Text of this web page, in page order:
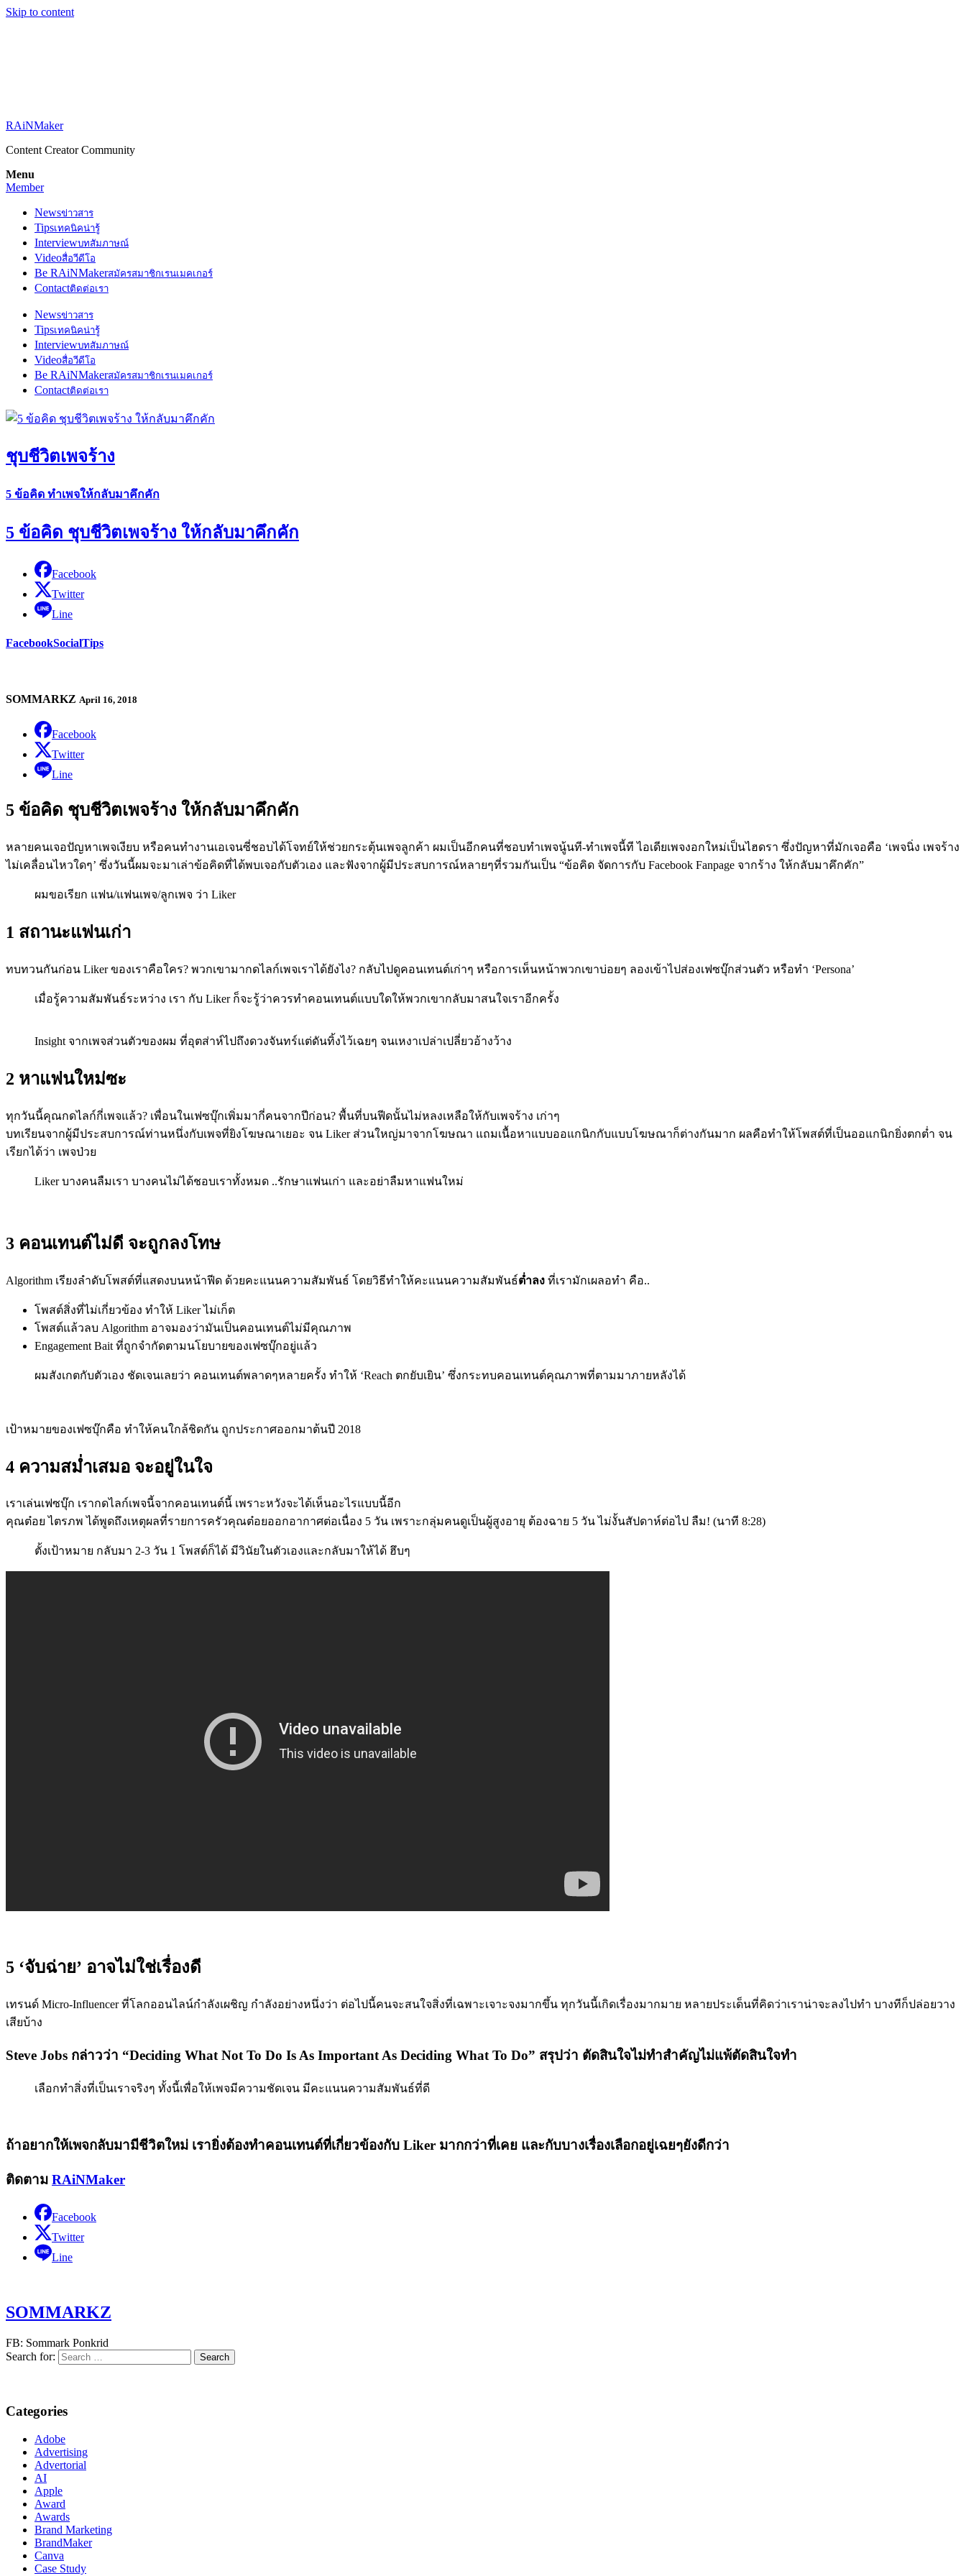
Skip to content
RAiNMaker
Content Creator Community
Menu
Member
Newsข่าวสาร
Tipsเทคนิคน่ารู้
Interviewบทสัมภาษณ์
Videoสื่อวีดีโอ
Be RAiNMakerสมัครสมาชิกเรนเมคเกอร์
Contactติดต่อเรา
Newsข่าวสาร
Tipsเทคนิคน่ารู้
Interviewบทสัมภาษณ์
Videoสื่อวีดีโอ
Be RAiNMakerสมัครสมาชิกเรนเมคเกอร์
Contactติดต่อเรา
ชุบชีวิตเพจร้าง
5 ข้อคิด ทำเพจให้กลับมาคึกคัก
5 ข้อคิด ชุบชีวิตเพจร้าง ให้กลับมาคึกคัก
Facebook
Twitter
Line
FacebookSocialTips
SOMMARKZ April 16, 2018
Facebook
Twitter
Line
5 ข้อคิด ชุบชีวิตเพจร้าง ให้กลับมาคึกคัก
หลายคนเจอปัญหาเพจเงียบ หรือคนทำงานเอเจนซี่ชอบได้โจทย์ให้ช่วยกระตุ้นเพจลูกค้า ผมเป็นอีกคนที่ชอบทำเพจนู้นที-ทำเพจนี้ที ไอเดียเพจงอกใหม่เป็นไฮดรา ซึ่งปัญหาที่มักเจอคือ ‘เพจนิ่ง เพจร้าง
ไม่เคลื่อนไหวใดๆ’ ซึ่งวันนี้ผมจะมาเล่าข้อคิดที่ได้พบเจอกับตัวเอง และฟังจากผู้มีประสบการณ์หลายๆที่รวมกันเป็น “ข้อคิด จัดการกับ Facebook Fanpage จากร้าง ให้กลับมาคึกคัก”
ผมขอเรียก แฟน/แฟนเพจ/ลูกเพจ ว่า Liker
1 สถานะแฟนเก่า
ทบทวนกันก่อน Liker ของเราคือใคร? พวกเขามากดไลก์เพจเราได้ยังไง? กลับไปดูคอนเทนต์เก่าๆ หรือการเห็นหน้าพวกเขาบ่อยๆ ลองเข้าไปส่องเฟซบุ๊กส่วนตัว หรือทำ ‘Persona’
เมื่อรู้ความสัมพันธ์ระหว่าง เรา กับ Liker ก็จะรู้ว่าควรทำคอนเทนต์แบบใดให้พวกเขากลับมาสนใจเราอีกครั้ง
Insight จากเพจส่วนตัวของผม ที่อุตส่าห์ไปถึงดวงจันทร์แต่ดันทิ้งไว้เฉยๆ จนเหงาเปล่าเปลี่ยวอ้างว้าง
2 หาแฟนใหม่ซะ
ทุกวันนี้คุณกดไลก์กี่เพจแล้ว? เพื่อนในเฟซบุ๊กเพิ่มมากี่คนจากปีก่อน? พื้นที่บนฟีดนั้นไม่หลงเหลือให้กับเพจร้าง เก่าๆ
บทเรียนจากผู้มีประสบการณ์ท่านหนึ่งกับเพจที่ยิงโฆษณาเยอะ จน Liker ส่วนใหญ่มาจากโฆษณา แถมเนื้อหาแบบออแกนิกกับแบบโฆษณาก็ต่างกันมาก ผลคือทำให้โพสต์ที่เป็นออแกนิกยิ่งตกต่ำ จน
เรียกได้ว่า เพจป่วย
Liker บางคนลืมเรา บางคนไม่ได้ชอบเราทั้งหมด ..รักษาแฟนเก่า และอย่าลืมหาแฟนใหม่
3 คอนเทนต์ไม่ดี จะถูกลงโทษ
Algorithm เรียงลำดับโพสต์ที่แสดงบนหน้าฟีด ด้วยคะแนนความสัมพันธ์ โดยวิธีทำให้คะแนนความสัมพันธ์ต่ำลง ที่เรามักเผลอทำ คือ..
โพสต์สิ่งที่ไม่เกี่ยวข้อง ทำให้ Liker ไม่เก็ต
โพสต์แล้วลบ Algorithm อาจมองว่ามันเป็นคอนเทนต์ไม่มีคุณภาพ
Engagement Bait ที่ถูกจำกัดตามนโยบายของเฟซบุ๊กอยู่แล้ว
ผมสังเกตกับตัวเอง ชัดเจนเลยว่า คอนเทนต์พลาดๆหลายครั้ง ทำให้ ‘Reach ตกยับเยิน’ ซึ่งกระทบคอนเทนต์คุณภาพที่ตามมาภายหลังได้
เป้าหมายของเฟซบุ๊กคือ ทำให้คนใกล้ชิดกัน ถูกประกาศออกมาต้นปี 2018
4 ความสม่ำเสมอ จะอยู่ในใจ
เราเล่นเฟซบุ๊ก เรากดไลก์เพจนี้จากคอนเทนต์นี้ เพราะหวังจะได้เห็นอะไรแบบนี้อีก
คุณต๋อย ไตรภพ ได้พูดถึงเหตุผลที่รายการครัวคุณต๋อยออกอากาศต่อเนื่อง 5 วัน เพราะกลุ่มคนดูเป็นผู้สูงอายุ ต้องฉาย 5 วัน ไม่งั้นสัปดาห์ต่อไป ลืม! (นาที 8:28)
ตั้งเป้าหมาย กลับมา 2-3 วัน 1 โพสต์ก็ได้ มีวินัยในตัวเองและกลับมาให้ได้ ฮึบๆ
5 ‘จับฉ่าย’ อาจไม่ใช่เรื่องดี
เทรนด์ Micro-Influencer ที่โลกออนไลน์กำลังเผชิญ กำลังอย่างหนึ่งว่า ต่อไปนี้คนจะสนใจสิ่งที่เฉพาะเจาะจงมากขึ้น ทุกวันนี้เกิดเรื่องมากมาย หลายประเด็นที่คิดว่าเราน่าจะลงไปทำ บางทีก็ปล่อยวาง
เสียบ้าง
Steve Jobs กล่าวว่า “Deciding What Not To Do Is As Important As Deciding What To Do” สรุปว่า ตัดสินใจไม่ทำสำคัญไม่แพ้ตัดสินใจทำ
เลือกทำสิ่งที่เป็นเราจริงๆ ทั้งนี้เพื่อให้เพจมีความชัดเจน มีคะแนนความสัมพันธ์ที่ดี
ถ้าอยากให้เพจกลับมามีชีวิตใหม่ เรายิ่งต้องทำคอนเทนต์ที่เกี่ยวข้องกับ Liker มากกว่าที่เคย และกับบางเรื่องเลือกอยู่เฉยๆยังดีกว่า
ติดตาม RAiNMaker
Facebook
Twitter
Line
SOMMARKZ
FB: Sommark Ponkrid
Search for:
Categories
Adobe
Advertising
Advertorial
AI
Apple
Award
Awards
Brand Marketing
BrandMaker
Canva
Case Study